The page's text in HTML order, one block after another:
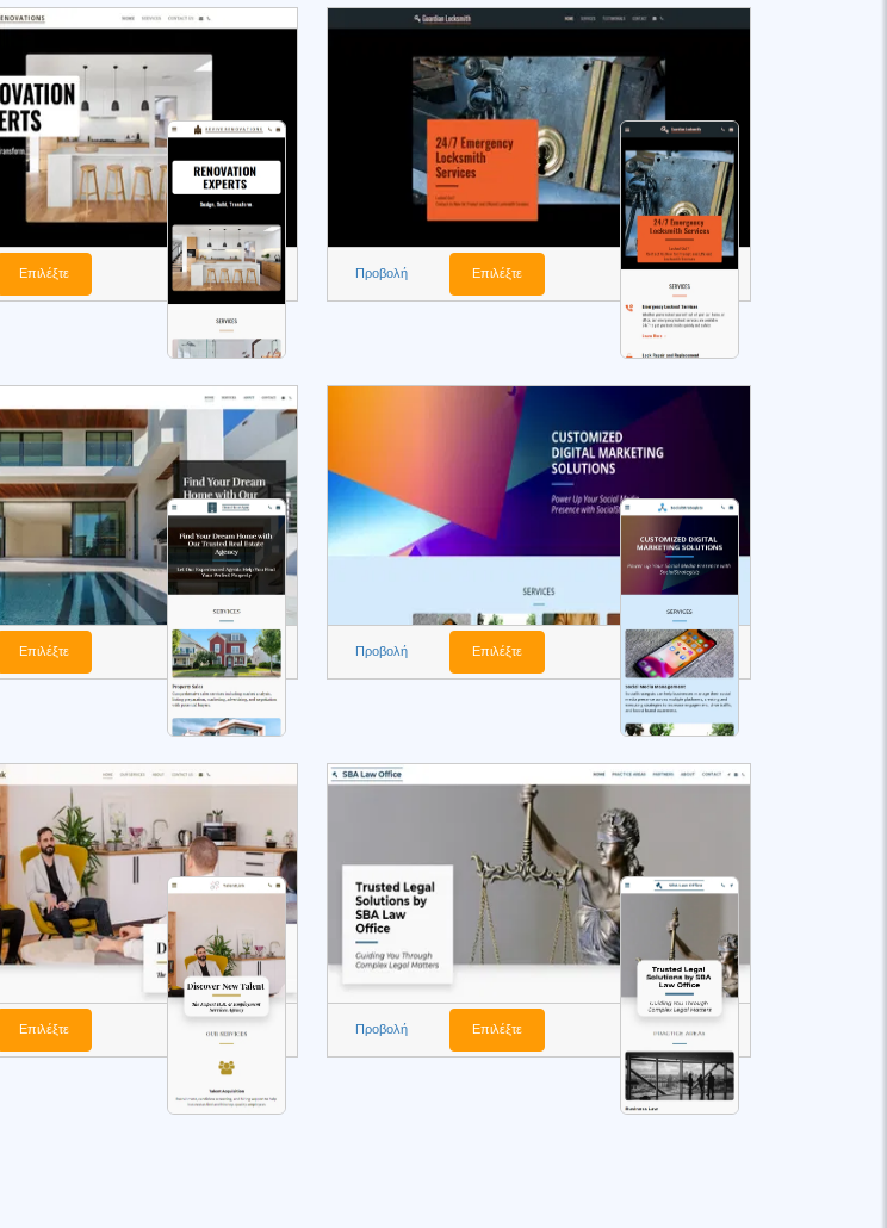
Επιλέξτε Προβολή Επιλέξτε
Επιλέξτε Προβολή Επιλέξτε
Επιλέξτε Προβολή Επιλέξτε